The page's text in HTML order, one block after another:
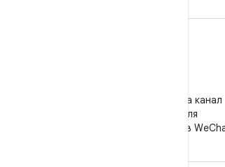
Подпишитесь на канал
"Android для
разработчиков" в